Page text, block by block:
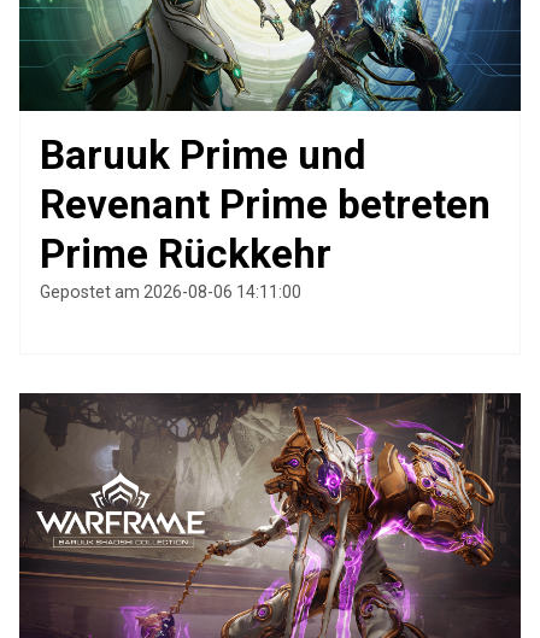
Baruuk Prime und
Revenant Prime betreten
Prime Rückkehr
Gepostet am 2026-08-06 14:11:00